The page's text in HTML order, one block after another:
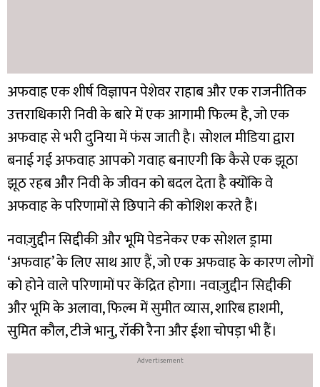
अफवाह एक शीर्ष विज्ञापन पेशेवर राहाब और एक राजनीतिक
उत्तराधिकारी निवी के बारे में एक आगामी फिल्म है, जो एक
अफवाह से भरी दुनिया में फंस जाती है। सोशल मीडिया द्वारा
बनाई गई अफवाह आपको गवाह बनाएगी कि कैसे एक झूठा
झूठ रहब और निवी के जीवन को बदल देता है क्योंकि वे
अफवाह के परिणामों से छिपाने की कोशिश करते हैं।
नवाज़ुद्दीन सिद्दीकी और भूमि पेडनेकर एक सोशल ड्रामा
‘अफवाह’ के लिए साथ आए हैं, जो एक अफवाह के कारण लोगों
को होने वाले परिणामों पर केंद्रित होगा। नवाज़ुद्दीन सिद्दीकी
और भूमि के अलावा, फिल्म में सुमीत व्यास, शारिब हाशमी,
सुमित कौल, टीजे भानु, रॉकी रैना और ईशा चोपड़ा भी हैं।